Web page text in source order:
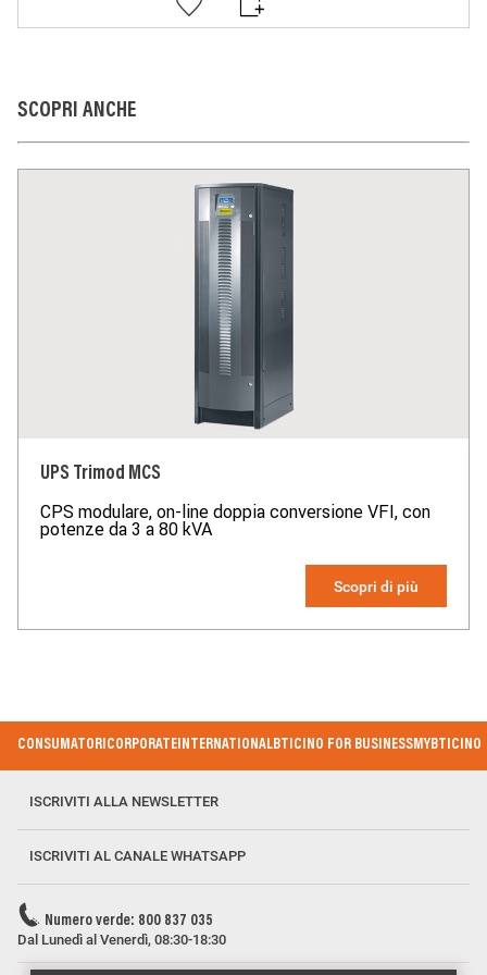
SCOPRI ANCHE
UPS Trimod MCS
CPS modulare, on-line doppia conversione VFI, con
potenze da 3 a 80 kVA
Scopri di più
Footer Menu
CONSUMATORICORPORATEINTERNATIONALBTICINO FOR BUSINESSMYBTICINO
ISCRIVITI ALLA NEWSLETTER
ISCRIVITI AL CANALE WHATSAPP
Numero verde: 800 837 035
Dal Lunedì al Venerdì, 08:30-18:30